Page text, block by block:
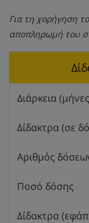
Για τη χορήγηση
αποπληρωμή του
Διάρκεια
Δίδακτρα (σε
Αριθμός
Ποσό δόσης
Δίδακτρα